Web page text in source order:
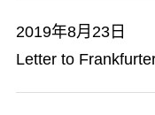
2019年8月23日
Letter to